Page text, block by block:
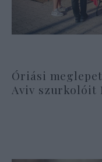
Óriási
Aviv szurkolóit